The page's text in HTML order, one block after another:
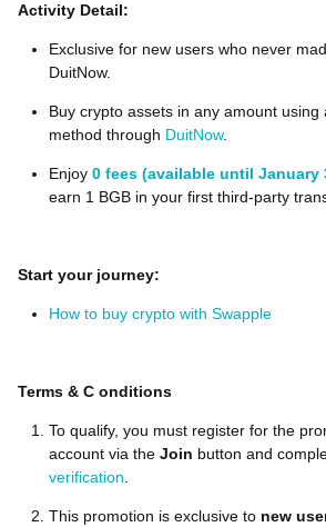
Activity Detail:
Exclusive for new users who never
DuitNow.
Buy crypto assets in any amount
method through DuitNow.
Enjoy 0 fees (available until January
earn 1 BGB in your first third-party
Start your journey:
How to buy crypto with Swapple
Terms & C onditions
To qualify, you must register for the
account via the Join button and
verification.
This promotion is exclusive to new